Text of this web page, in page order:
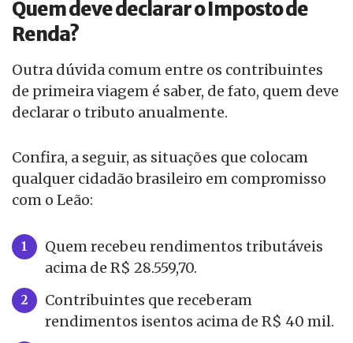
Quem deve declarar o Imposto de
Renda?
Outra dúvida comum entre os contribuintes
de primeira viagem é saber, de fato, quem deve
declarar o tributo anualmente.
Confira, a seguir, as situações que colocam
qualquer cidadão brasileiro em compromisso
com o Leão:
Quem recebeu rendimentos tributáveis
acima de R$ 28.559,70.
Contribuintes que receberam
rendimentos isentos acima de R$ 40 mil.